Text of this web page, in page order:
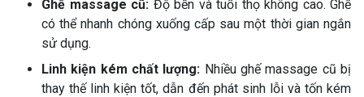
Ghế massage cũ: Độ bền và tuổi thọ không cao. Ghế
có thể nhanh chóng xuống cấp sau một thời gian ngắn
sử dụng.
Linh kiện kém chất lượng: Nhiều ghế massage cũ bị
thay thế linh kiện tốt, dẫn đến phát sinh lỗi và tốn kém